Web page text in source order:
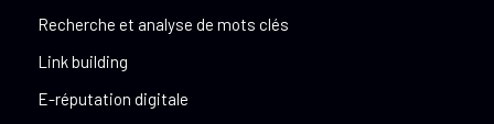
Recherche et analyse de mots clés
Link building
E-réputation digitale